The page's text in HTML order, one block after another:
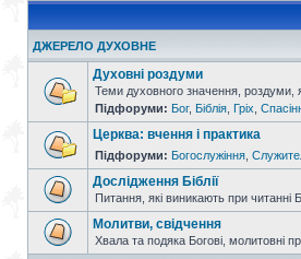
ДЖЕРЕЛО ДУХОВНЕ
Духовні роздуми
Теми духовного значення, роздуми,
Підфоруми: Бог, Біблія Гріх
Церква: вчення і практика
Підфоруми: Богослужіння
Дослідження Біблії
Питання, які виникають при читанні
Молитви, свідчення
Хвала та подяка Богові, молитовні